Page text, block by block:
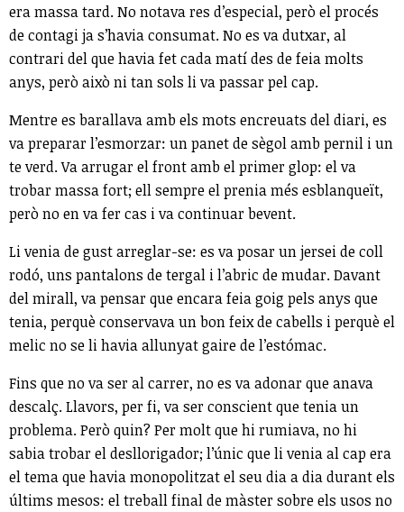
era massa tard. No notava res d’especial, però el procés
de contagi ja s’havia consumat. No es va dutxar, al
contrari del que havia fet cada matí des de feia molts
anys, però això ni tan sols li va passar pel cap.
Mentre es barallava amb els mots encreuats del diari, es
va preparar l’esmorzar: un panet de sègol amb pernil i un
te verd. Va arrugar el front amb el primer glop: el va
trobar massa fort; ell sempre el prenia més esblanqueït,
però no en va fer cas i va continuar bevent.
Li venia de gust arreglar-se: es va posar un jersei de coll
rodó, uns pantalons de tergal i l’abric de mudar. Davant
del mirall, va pensar que encara feia goig pels anys que
tenia, perquè conservava un bon feix de cabells i perquè el
melic no se li havia allunyat gaire de l’estómac.
Fins que no va ser al carrer, no es va adonar que anava
descalç. Llavors, per fi, va ser conscient que tenia un
problema. Però quin? Per molt que hi rumiava, no hi
sabia trobar el desllorigador; l’únic que li venia al cap era
el tema que havia monopolitzat el seu dia a dia durant els
últims mesos: el treball final de màster sobre els usos no